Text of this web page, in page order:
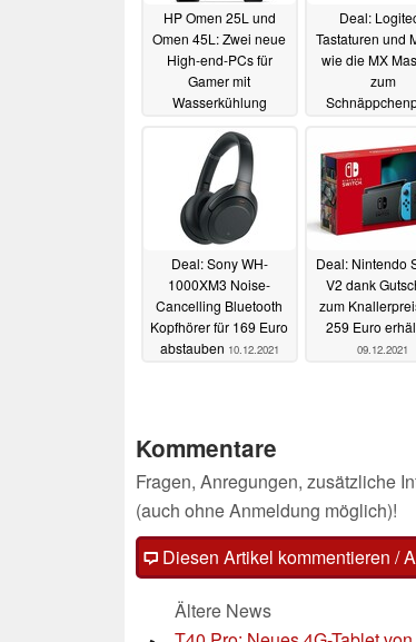
HP Omen 25L und
Omen 45L: Zwei neue
High-end-PCs für
Gamer mit
Wasserkühlung
Deal:
Tastaturen und
wie die MX
zum
13.12.2021
Deal: Sony WH-
1000XM3 Noise-
Cancelling Bluetooth
Kopfhörer für 169 Euro
abstauben 10.12.2021
Deal: Nintendo
V2 dank
zum
259 Euro
09.12.2021
Kommentare
Fragen, Anregungen, zusätzliche
(auch ohne Anmeldung möglich)!
Diesen Artikel kommentieren /
Ältere News